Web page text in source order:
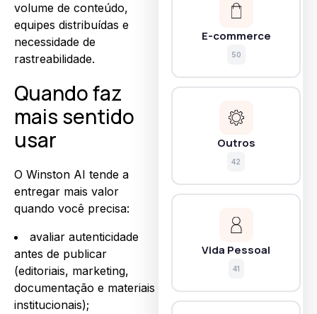
volume de conteúdo,
equipes distribuídas e
necessidade de
rastreabilidade.
Quando faz
mais sentido
usar
O Winston AI tende a
entregar mais valor
quando você precisa:
avaliar autenticidade
antes de publicar
(editoriais, marketing,
documentação e materiais
institucionais);
E-commerce
50
Outros
42
Vida Pessoal
41